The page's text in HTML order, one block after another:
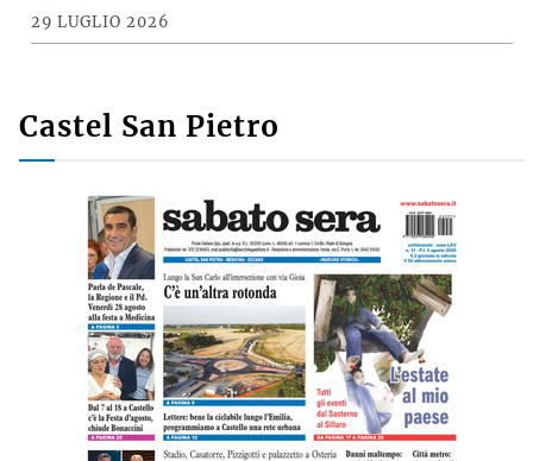
29 LUGLIO 2026
Castel San Pietro